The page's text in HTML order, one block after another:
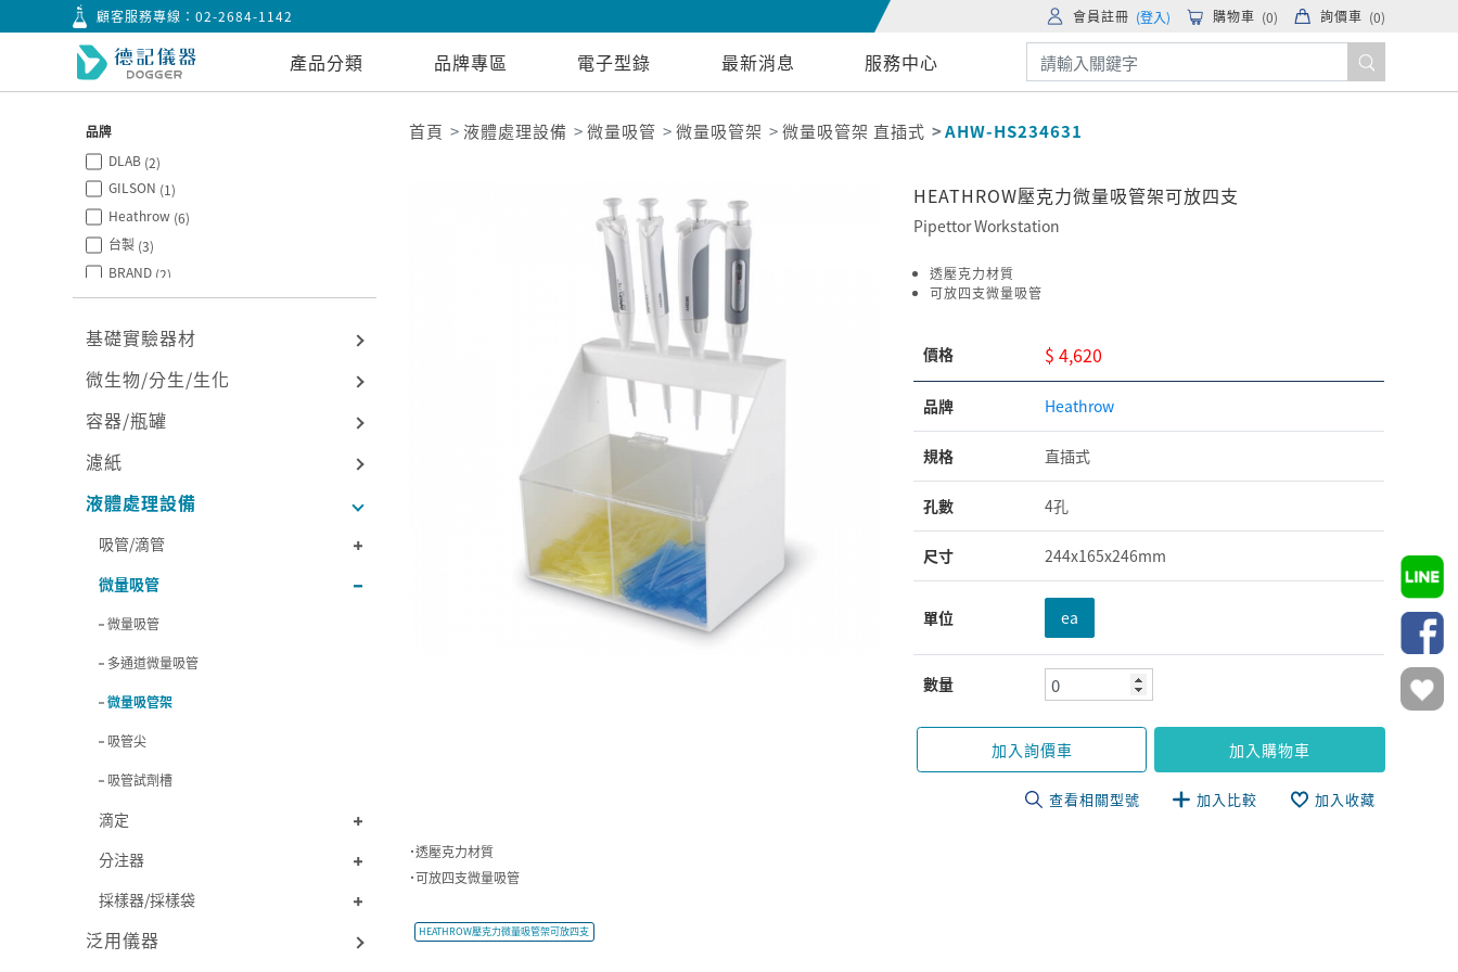
顧客服務專線：02-2684-1142 會員註冊 (登入) 購物車 (0) 詢價車 (0)
產品分類 品牌專區 電子型錄 最新消息 服務中心
品牌
DLAB (2)
GILSON (1)
Heathrow (6)
台製 (3)
BRAND (2)
基礎實驗器材
微生物/分生/生化
容器/瓶罐
濾紙
液體處理設備
吸管/滴管
微量吸管
微量吸管
多通道微量吸管
微量吸管架
吸管尖
吸管試劑槽
滴定
分注器
採樣器/採樣袋
泛用儀器
首頁 液體處理設備 微量吸管 微量吸管架 微量吸管架 直插式 AHW-HS234631
HEATHROW壓克力微量吸管架可放四支
Pipettor Workstation
透壓克力材質
可放四支微量吸管
價格 $ 4,620
品牌 Heathrow
規格 直插式
孔數 4孔
尺寸 244x165x246mm
單位 ea
數量
加入詢價車 加入購物車
查看相關型號 加入比較 加入收藏
˙透壓克力材質
˙可放四支微量吸管
HEATHROW壓克力微量吸管架可放四支